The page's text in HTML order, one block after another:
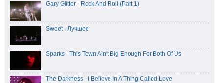
Gary Glitter - Rock And Roll (Part 1)
Sweet - Лучшее
Sparks - This Town Ain't Big Enough For Both Of Us
The Darkness - I Believe In A Thing Called Love